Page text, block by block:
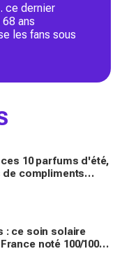
ce dernier
ans
les fans sous
10 parfums d'été,
compliments
: ce soin solaire
noté 100/100